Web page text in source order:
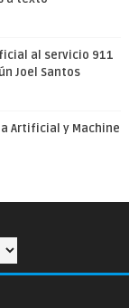
al servicio 911
Joel Santos
Artificial y Machine